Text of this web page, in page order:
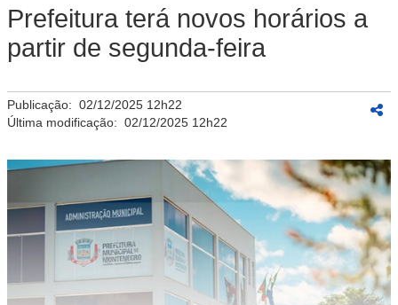
Prefeitura terá novos horários a
partir de segunda-feira
Publicação: 02/12/2025 12h22
Última modificação: 02/12/2025 12h22